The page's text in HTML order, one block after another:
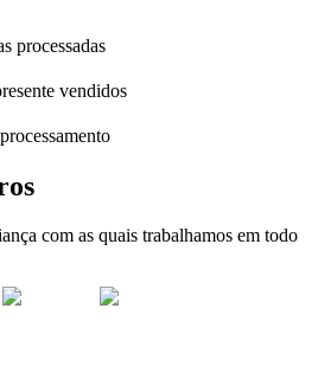
processadas
vendidos
com as quais trabalhamos em todo